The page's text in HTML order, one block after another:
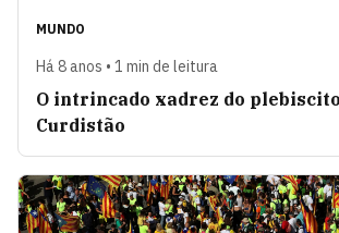
MUNDO
Há 8 anos • 1 min de leitura
O intrincado xadrez do
Curdistão